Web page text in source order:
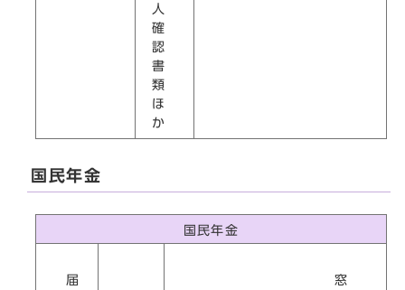
人
確
認
書
類
ほ
か
国民年金
国民年金
届
窓